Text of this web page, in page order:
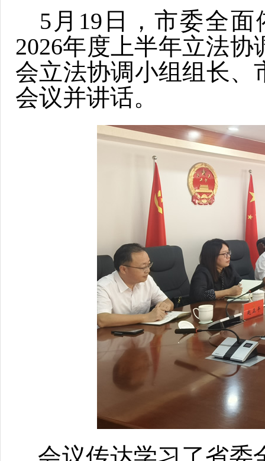
5月19日，市委全
2026年度上半年立法
会立法协调小组组长、
会议并讲话。